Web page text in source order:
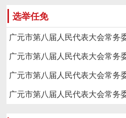
选举任免